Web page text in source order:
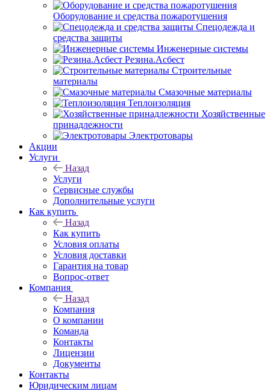
Оборудование и средства пожаротушения
Спецодежда и
средства защиты
Инженерные системы
Резина.Асбест
Строительные
материалы
Смазочные материалы
Теплоизоляция
Хозяйственные
принадлежности
Электротовары
Акции
Услуги
Назад
Услуги
Сервисные службы
Дополнительные услуги
Как купить
Назад
Как купить
Условия оплаты
Условия доставки
Гарантия на товар
Вопрос-ответ
Компания
Назад
Компания
О компании
Команда
Контакты
Лицензии
Документы
Контакты
Юридическим лицам